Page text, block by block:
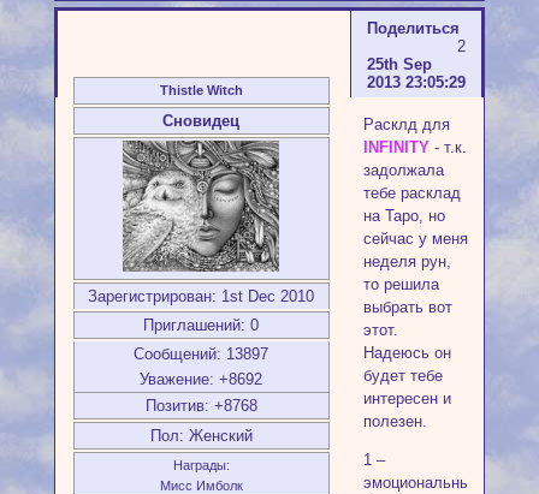
Поделиться
2
25th Sep
2013 23:05:29
Thistle Witch
Сновидец
Зарегистрирован: 1st Dec 2010
Приглашений: 0
Сообщений: 13897
Уважение: +8692
Позитив: +8768
Пол: Женский
Награды:
Мисс Имболк
Расклд для
INFINITY- т.к.
задолжала
тебе расклад
на Таро, но
сейчас у меня
неделя рун,
то решила
выбрать вот
этот.
Надеюсь он
будет тебе
интересен и
полезен.
1 –
эмоциональный